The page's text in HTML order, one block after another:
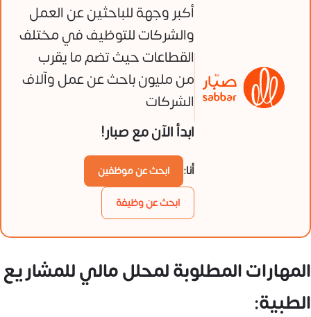
أكبر وجهة للباحثين عن العمل
والشركات للتوظيف في مختلف
القطاعات حيث تضم ما يقرب
من مليون باحث عن عمل وآلاف
الشركات
ابدأ الآن مع صبار!
أنا:
ابحث عن موظفين
ابحث عن وظيفة
المهارات المطلوبة لمحلل مالي للمشاريع
الطبية: